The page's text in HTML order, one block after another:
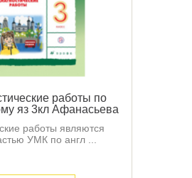
работы по
яз 3кл Афанасьева
работы являются
УМК по англ ...